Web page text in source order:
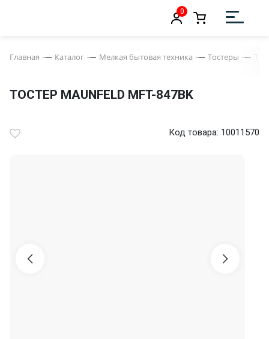
0
Главная Каталог Мелкая бытовая техника Тостеры
ТОСТЕР MAUNFELD MFT-847BK
Код товара: 10011570